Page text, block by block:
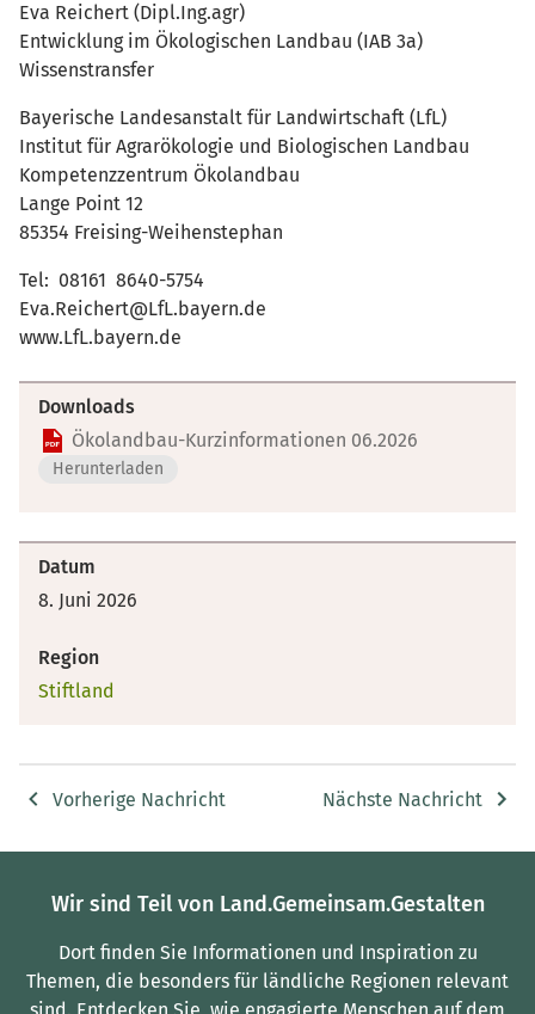
Eva Reichert (Dipl.Ing.agr)
Entwicklung im Ökologischen Landbau (IAB 3a)
Wissenstransfer
Bayerische Landesanstalt für Landwirtschaft (LfL)
Institut für Agrarökologie und Biologischen Landbau
Kompetenzzentrum Ökolandbau
Lange Point 12
85354 Freising-Weihenstephan
Tel: 08161 8640-5754
Eva.Reichert@LfL.bayern.de
www.LfL.bayern.de
Downloads
Ökolandbau-Kurzinformationen 06.2026
Herunterladen
Datum
8. Juni 2026
Region
Stiftland
Vorherige Nachricht Nächste Nachricht
Wir sind Teil von Land.Gemeinsam.Gestalten
Dort finden Sie Informationen und Inspiration zu
Themen, die besonders für ländliche Regionen relevant